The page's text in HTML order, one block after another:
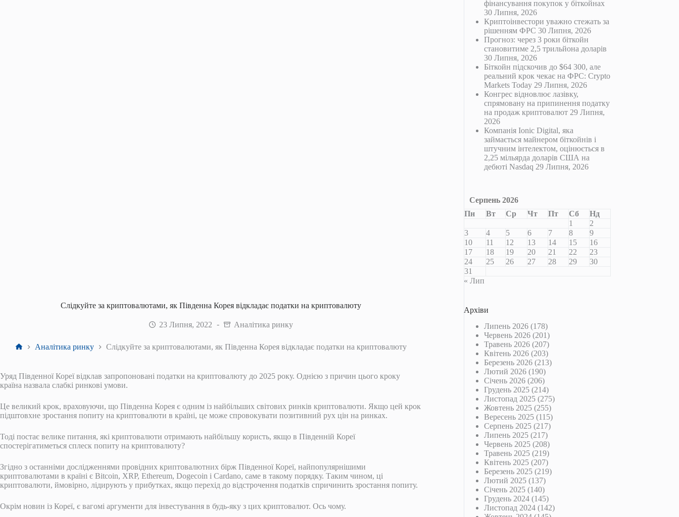
Слідкуйте за криптовалютами, як Південна Корея відкладає податки на криптовалюту
23 Липня, 2022 Аналітика ринку
ГоловнаАналітика ринку Слідкуйте за криптовалютами, як Південна Корея відкладає податки на криптовалюту
Уряд Південної Кореї відклав запропоновані податки на криптовалюту до 2025 року. Однією з причин цього кроку
країна назвала слабкі ринкові умови.
Це великий крок, враховуючи, що Південна Корея є одним із найбільших світових ринків криптовалюти. Якщо цей крок
підштовхне зростання попиту на криптовалюти в країні, це може спровокувати позитивний рух цін на ринках.
Тоді постає велике питання, які криптовалюти отримають найбільшу користь, якщо в Південній Кореї
спостерігатиметься сплеск попиту на криптовалюту?
Згідно з останніми дослідженнями провідних криптовалютних бірж Південної Кореї, найпопулярнішими
криптовалютами в країні є Bitcoin, XRP, Ethereum, Dogecoin і Cardano, саме в такому порядку. Таким чином, ці
криптовалюти, ймовірно, лідирують у прибутках, якщо перехід до відстрочення податків спричинить зростання попиту.
Окрім новин із Кореї, є вагомі аргументи для інвестування в будь-яку з цих криптовалют. Ось чому.
фінансування покупок у біткойнах
30 Липня, 2026
Криптоінвестори уважно стежать за
рішенням ФРС 30 Липня, 2026
Прогноз: через 3 роки біткойн
становитиме 2,5 трильйона доларів
30 Липня, 2026
Біткойн підскочив до $64 300, але
реальний крок чекає на ФРС: Crypto
Markets Today 29 Липня, 2026
Конгрес відновлює лазівку,
спрямовану на припинення податку
на продаж криптовалют 29 Липня,
2026
Компанія Ionic Digital, яка
займається майнером біткойнів і
штучним інтелектом, оцінюється в
2,25 мільярда доларів США на
дебюті Nasdaq 29 Липня, 2026
Серпень 2026
Пн
Вт Ср Чт Пт Сб
Нд
1
2
3
4 5 6 7 8
9
10
11 12 13 14 15
16
17
18 19 20 21 22
23
24
25 26 27 28 29
30
31
« Лип
Архіви
Липень 2026 (178)
Червень 2026 (201)
Травень 2026 (207)
Квітень 2026 (203)
Березень 2026 (213)
Лютий 2026 (190)
Січень 2026 (206)
Грудень 2025 (214)
Листопад 2025 (275)
Жовтень 2025 (255)
Вересень 2025 (115)
Серпень 2025 (217)
Липень 2025 (217)
Червень 2025 (208)
Травень 2025 (219)
Квітень 2025 (207)
Березень 2025 (219)
Лютий 2025 (137)
Січень 2025 (140)
Грудень 2024 (145)
Листопад 2024 (142)